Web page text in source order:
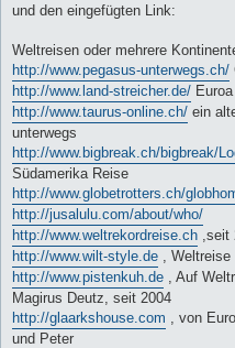
und den eingefügten Link:
Weltreisen oder mehrere
http://www.pegasus-unterwegs.ch/
http://www.land-streicher.de/
http://www.taurus-online.ch/ ein
unterwegs
http://www.bigbreak.ch/bigbreak/
Südamerika Reise
http://www.globetrotters.ch/
http://jusalulu.com/about/who/
http://www.weltrekordreise.ch ,seit
http://www.wilt-style.de ,
http://www.pistenkuh.de , Auf
Magirus Deutz, seit 2004
http://glaarkshouse.com , von
und Peter